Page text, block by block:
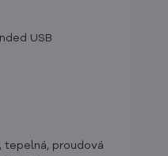
USB
tepelná, proudová